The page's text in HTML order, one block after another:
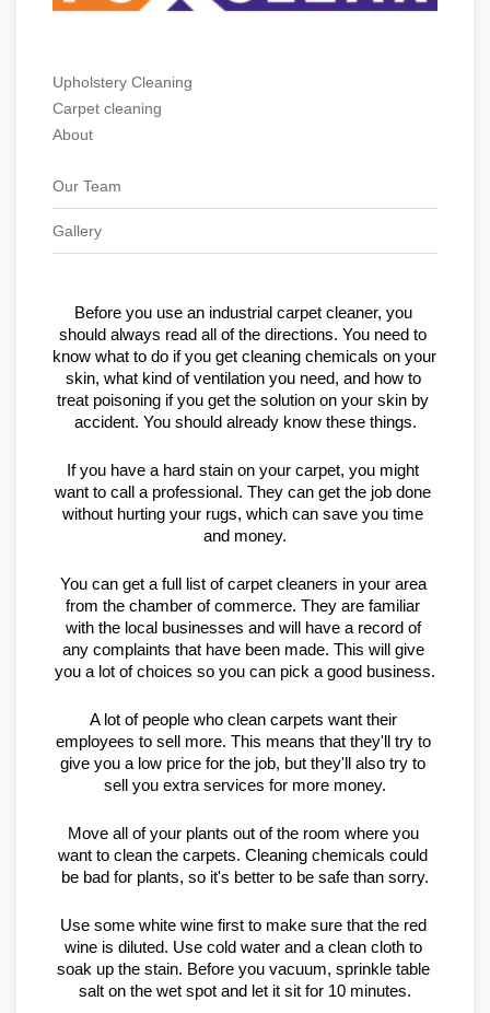
Upholstery Cleaning
Carpet cleaning
About
Our Team
Gallery
Before you use an industrial carpet cleaner, you
should always read all of the directions. You need to
know what to do if you get cleaning chemicals on your
skin, what kind of ventilation you need, and how to
treat poisoning if you get the solution on your skin by
accident. You should already know these things.
If you have a hard stain on your carpet, you might
want to call a professional. They can get the job done
without hurting your rugs, which can save you time
and money.
You can get a full list of carpet cleaners in your area
from the chamber of commerce. They are familiar
with the local businesses and will have a record of
any complaints that have been made. This will give
you a lot of choices so you can pick a good business.
A lot of people who clean carpets want their
employees to sell more. This means that they'll try to
give you a low price for the job, but they'll also try to
sell you extra services for more money.
Move all of your plants out of the room where you
want to clean the carpets. Cleaning chemicals could
be bad for plants, so it's better to be safe than sorry.
Use some white wine first to make sure that the red
wine is diluted. Use cold water and a clean cloth to
soak up the stain. Before you vacuum, sprinkle table
salt on the wet spot and let it sit for 10 minutes.